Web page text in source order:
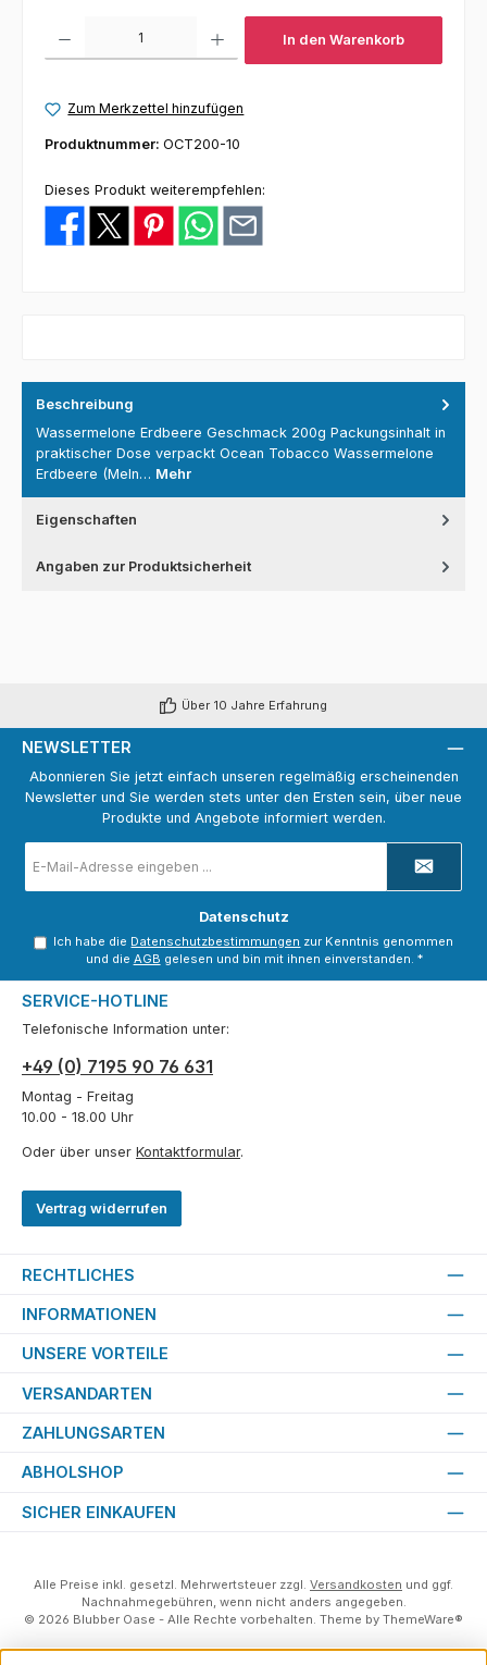
In den Warenkorb
Zum Merkzettel hinzufügen
Produktnummer: OCT200-10
Dieses Produkt weiterempfehlen:
Beschreibung
Wassermelone Erdbeere Geschmack 200g Packungsinhalt in
praktischer Dose verpackt Ocean Tobacco Wassermelone
Erdbeere (Meln… Mehr
Eigenschaften
Angaben zur Produktsicherheit
Über 10 Jahre Erfahrung
NEWSLETTER
Abonnieren Sie jetzt einfach unseren regelmäßig erscheinenden
Newsletter und Sie werden stets unter den Ersten sein, über neue
Produkte und Angebote informiert werden.
Mail-
Adresse
Datenschutz
Ich habe die Datenschutzbestimmungen zur Kenntnis genommen
und die AGB gelesen und bin mit ihnen einverstanden. *
SERVICE-HOTLINE
Telefonische Information unter:
+49 (0) 7195 90 76 631
Montag - Freitag
10.00 - 18.00 Uhr
Oder über unser Kontaktformular.
Vertrag widerrufen
RECHTLICHES
INFORMATIONEN
UNSERE VORTEILE
VERSANDARTEN
ZAHLUNGSARTEN
ABHOLSHOP
SICHER EINKAUFEN
Alle Preise inkl. gesetzl. Mehrwertsteuer zzgl. Versandkosten und ggf.
Nachnahmegebühren, wenn nicht anders angegeben.
© 2026 Blubber Oase - Alle Rechte vorbehalten. Theme by ThemeWare®